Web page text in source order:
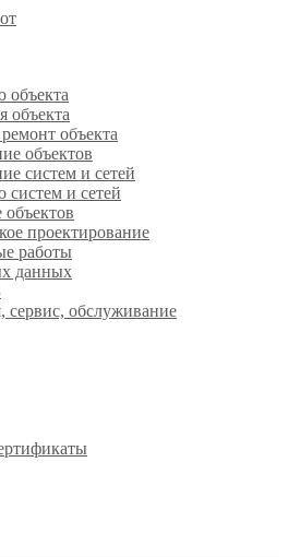
объекта
объекта
объекта
объектов
систем и сетей
систем и сетей
проектирование
работы
данных
сервис, обслуживание